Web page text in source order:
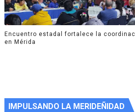
Encuentro estadal fortalece la
en Mérida
IMPULSANDO LA MERIDEÑIDAD